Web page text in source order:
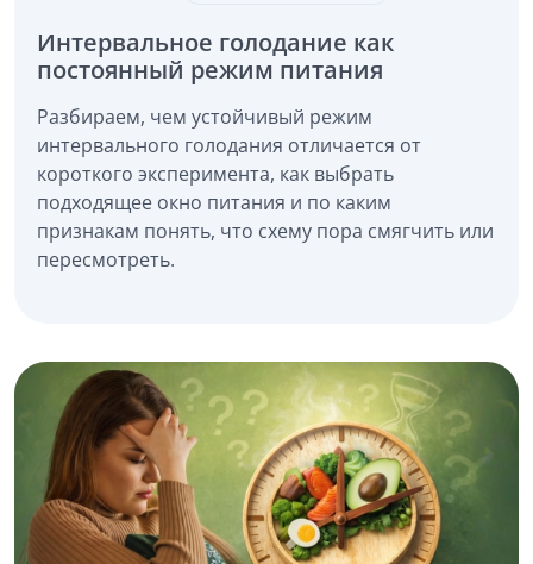
Интервальное голодание как
постоянный режим питания
Разбираем, чем устойчивый режим
интервального голодания отличается от
короткого эксперимента, как выбрать
подходящее окно питания и по каким
признакам понять, что схему пора смягчить или
пересмотреть.